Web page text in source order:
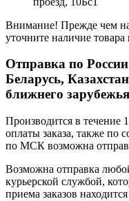
Внимание! Прежде чем
уточните наличие
Отправка по
Беларусь,
ближнего зарубежья
Производится в течение
оплаты заказа, также по
по МСК возможна
Возможна отправка
курьерской службой,
приема заказов